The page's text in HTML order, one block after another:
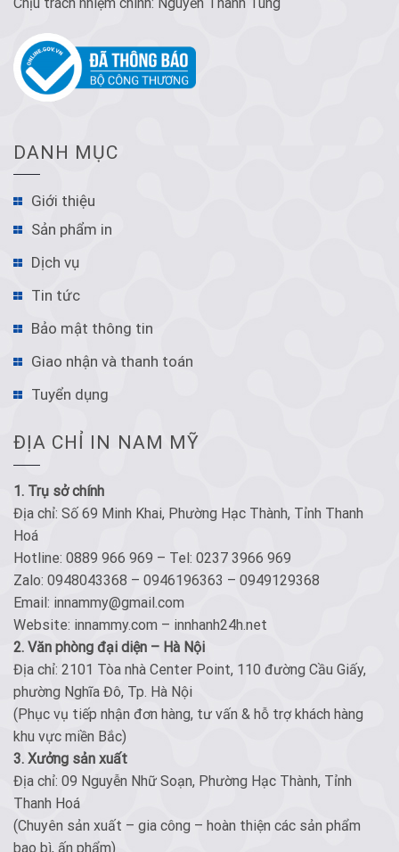
Chịu trách nhiệm chính: Nguyễn Thanh Tùng
DANH MỤC
Giới thiệu
Sản phẩm in
Dịch vụ
Tin tức
Bảo mật thông tin
Giao nhận và thanh toán
Tuyển dụng
ĐỊA CHỈ IN NAM MỸ
1. Trụ sở chính
Địa chỉ: Số 69 Minh Khai, Phường Hạc Thành, Tỉnh Thanh
Hoá
Hotline: 0889 966 969 – Tel: 0237 3966 969
Zalo: 0948043368 – 0946196363 – 0949129368
Email: innammy@gmail.com
Website: innammy.com – innhanh24h.net
2. Văn phòng đại diện – Hà Nội
Địa chỉ: 2101 Tòa nhà Center Point, 110 đường Cầu Giấy,
phường Nghĩa Đô, Tp. Hà Nội
(Phục vụ tiếp nhận đơn hàng, tư vấn & hỗ trợ khách hàng
khu vực miền Bắc)
3. Xưởng sản xuất
Địa chỉ: 09 Nguyễn Nhữ Soạn, Phường Hạc Thành, Tỉnh
Thanh Hoá
(Chuyên sản xuất – gia công – hoàn thiện các sản phẩm
bao bì, ấn phẩm)